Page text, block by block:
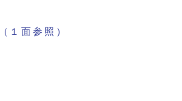
１面参照）